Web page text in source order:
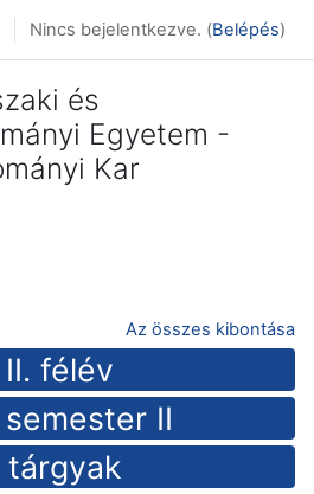
Nincs bejelentkezve. (Belépés)
és
Egyetem -
Kar
Az összes kibontása
félév
II
tárgyak